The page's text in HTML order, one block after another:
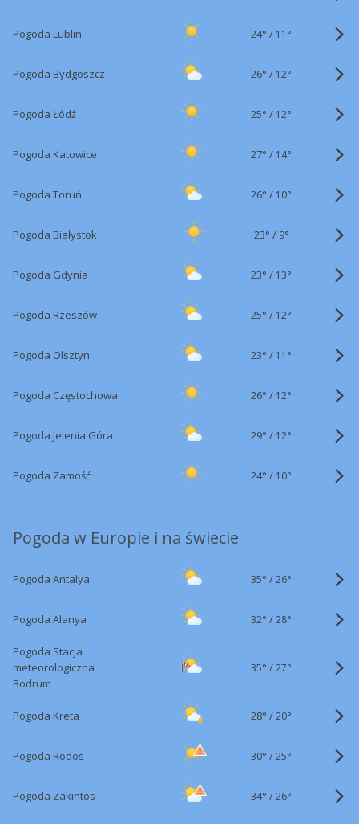
Pogoda Lublin 24° / 11°
Pogoda Bydgoszcz 26° / 12°
Pogoda Łódź 25° / 12°
Pogoda Katowice 27° / 14°
Pogoda Toruń 26° / 10°
Pogoda Białystok 23° / 9°
Pogoda Gdynia 23° / 13°
Pogoda Rzeszów 25° / 12°
Pogoda Olsztyn 23° / 11°
Pogoda Częstochowa 26° / 12°
Pogoda Jelenia Góra 29° / 12°
Pogoda Zamość 24° / 10°
Pogoda w Europie i na świecie
Pogoda Antalya 35° /26°
Pogoda Alanya 32° /28°
Pogoda Stacja
meteorologiczna
Bodrum
35° /27°
Pogoda Kreta 28° /20°
Pogoda Rodos 30° /25°
Pogoda Zakintos 34° /26°